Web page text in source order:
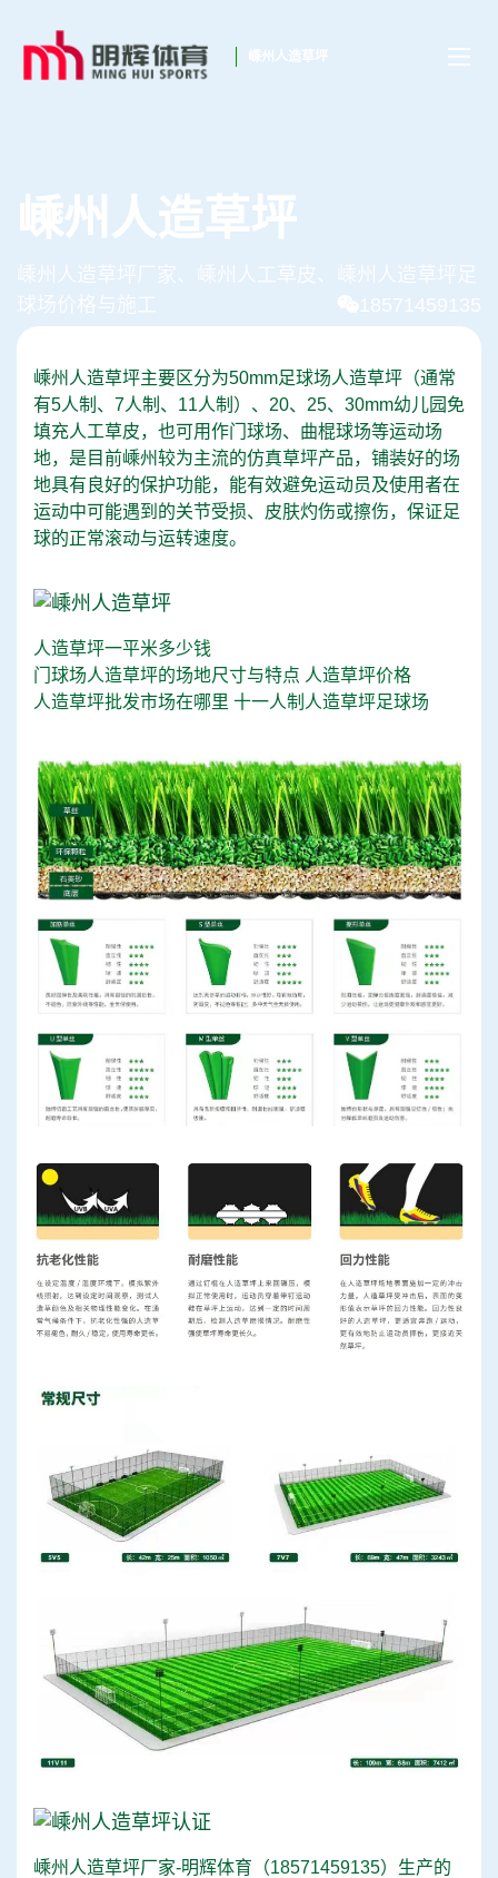
嵊州人造草坪
嵊州人造草坪
嵊州人造草坪厂家、嵊州人工草皮、嵊州人造草坪足
球场价格与施工
18571459135
嵊州人造草坪主要区分为50mm足球场人造草坪（通常
有5人制、7人制、11人制）、20、25、30mm幼儿园免
填充人工草皮，也可用作门球场、曲棍球场等运动场
地，是目前嵊州较为主流的仿真草坪产品，铺装好的场
地具有良好的保护功能，能有效避免运动员及使用者在
运动中可能遇到的关节受损、皮肤灼伤或擦伤，保证足
球的正常滚动与运转速度。
人造草坪一平米多少钱
门球场人造草坪的场地尺寸与特点 人造草坪价格
人造草坪批发市场在哪里 十一人制人造草坪足球场
嵊州人造草坪厂家-明辉体育（18571459135）生产的